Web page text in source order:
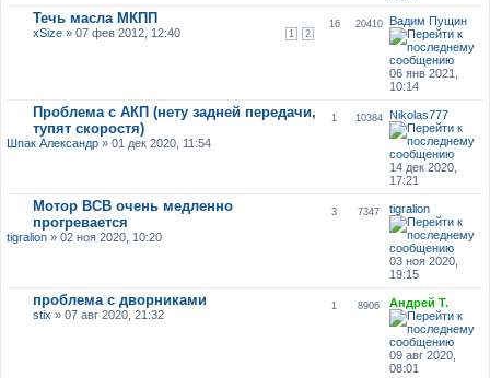
Течь масла МКПП
1 2
xSize» 07 фев 2012, 12:40
16 20410 Вадим Пущин
06 янв 2021,
10:14
Проблема с АКП (нету задней передачи,
тупят скоростя)
Шпак Александр» 01 дек 2020, 11:54
1 10384 Nikolas777
14 дек 2020,
17:21
Мотор BCB очень медленно
прогревается
tigralion» 02 ноя 2020, 10:20
3 7347 tigralion
03 ноя 2020,
19:15
проблема с дворниками
stix » 07 авг 2020, 21:32
1 8906 Андрей Т.
09 авг 2020,
08:01